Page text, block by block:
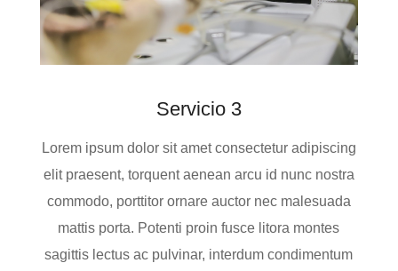
Servicio 3
Lorem ipsum dolor sit amet consectetur adipiscing
elit praesent, torquent aenean arcu id nunc nostra
commodo, porttitor ornare auctor nec malesuada
mattis porta. Potenti proin fusce litora montes
sagittis lectus ac pulvinar, interdum condimentum